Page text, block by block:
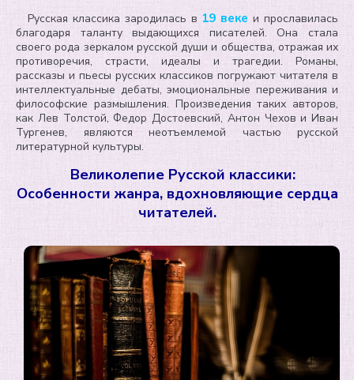
Русская классика зародилась в 19 веке и прославилась
благодаря таланту выдающихся писателей. Она стала
своего рода зеркалом русской души и общества, отражая их
противоречия, страсти, идеалы и трагедии. Романы,
рассказы и пьесы русских классиков погружают читателя в
интеллектуальные дебаты, эмоциональные переживания и
философские размышления. Произведения таких авторов,
как Лев Толстой, Федор Достоевский, Антон Чехов и Иван
Тургенев, являются неотъемлемой частью русской
литературной культуры.
Великолепие Русской классики:
Особенности жанра, вдохновляющие сердца
читателей.